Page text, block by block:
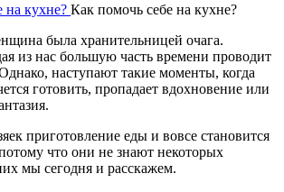
Как помочь себе на кухне?
была хранительницей очага.
из нас большую часть времени проводит
наступают такие моменты, когда
готовить, пропадает вдохновение или
приготовление еды и вовсе становится
что они не знают некоторых
мы сегодня и расскажем.